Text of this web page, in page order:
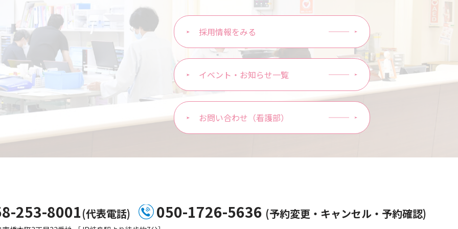
採用情報をみる
イベント・お知らせ一覧
お問い合わせ（看護部）
253-8001(代表電話) 050-1726-5636 (予約変更・キャンセル・予約確認)